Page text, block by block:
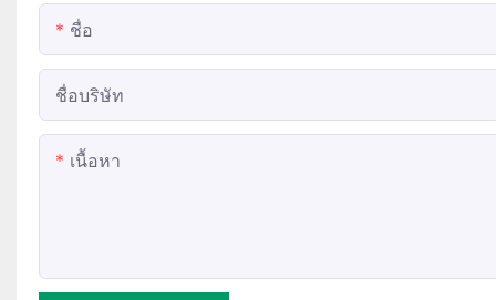
ชื่อ
ชื่อบริษัท
เนื้อหา